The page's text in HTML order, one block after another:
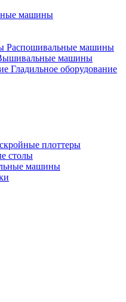
машины
Распошивальные машины
машины
Гладильное оборудование
плоттеры
столы
машины